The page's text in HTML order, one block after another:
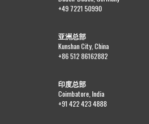
+49 7221 50990
亚洲总部
Kunshan City, China
+86 512 86162882
印度总部
Coimbatore, India
+91 422 423 4888